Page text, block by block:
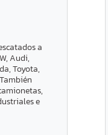
a
Audi,
Toyota,
e